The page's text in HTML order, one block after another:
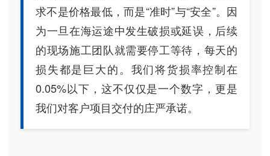
求不是价格最低，而是“准时”与“安全”。因
为一旦在海运途中发生破损或延误，后续
的现场施工团队就需要停工等待，每天的
损失都是巨大的。我们将货损率控制在
0.05%以下，这不仅仅是一个数字，更是
我们对客户项目交付的庄严承诺。